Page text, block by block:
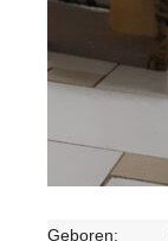
Geboren: